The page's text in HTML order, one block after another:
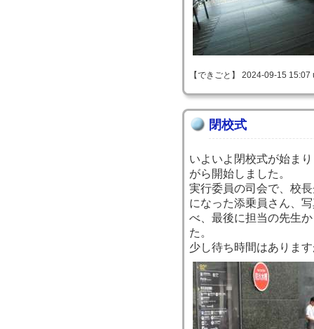
【できごと】 2024-09-15
閉校式
いよいよ閉校式が始ま
がら開始しました。
実行委員の司会で、校
になった添乗員さん、
べ、最後に担当の先生
た。
少し待ち時間はありま